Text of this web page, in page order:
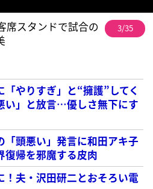
席スタンドで試合の
3/35
やりすぎ」と“擁護”してく
い」と放言…優しさ無下にす
頭悪い」発言に和田アキ子
帰を邪魔する皮肉
！夫・沢田研二とおそろい電